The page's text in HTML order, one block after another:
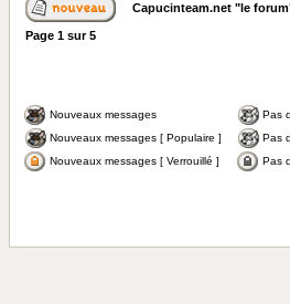
Capucinteam.net "le
Page 1 sur5
Nouveaux messages
Pas
Nouveaux messages [ Populaire ]
Pas
Nouveaux messages [ Verrouillé ]
Pas